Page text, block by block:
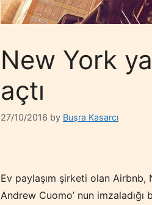
New York
açtı
27/10/2016 by Buşra Kasarcı
Ev paylaşım şirketi olan Airbnb,
Andrew Cuomo’ nun